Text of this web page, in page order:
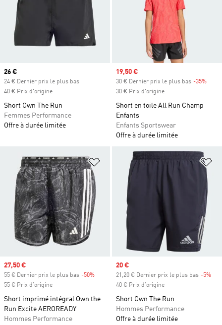
Prix actuel
26 €
24 € Dernier prix le plus bas
40 € Prix d'origine
Short Own The Run
Femmes Performance
Offre à durée limitée
Prix soldé
19,50 €
30 € Dernier prix le plus bas -35%
30 € Prix d'origine
Short en toile All Run Champ
Enfants
Enfants Sportswear
Offre à durée limitée
Ajouter à la Liste de produits
Prix soldé
27,50 €
55 € Dernier prix le plus bas -50%
55 € Prix d'origine
Short imprimé intégral Own the
Run Excite AEROREADY
Hommes Performance
Prix soldé
20 €
21,20 € Dernier prix le plus bas -5%
40 € Prix d'origine
Short Own The Run
Hommes Performance
Offre à durée limitée